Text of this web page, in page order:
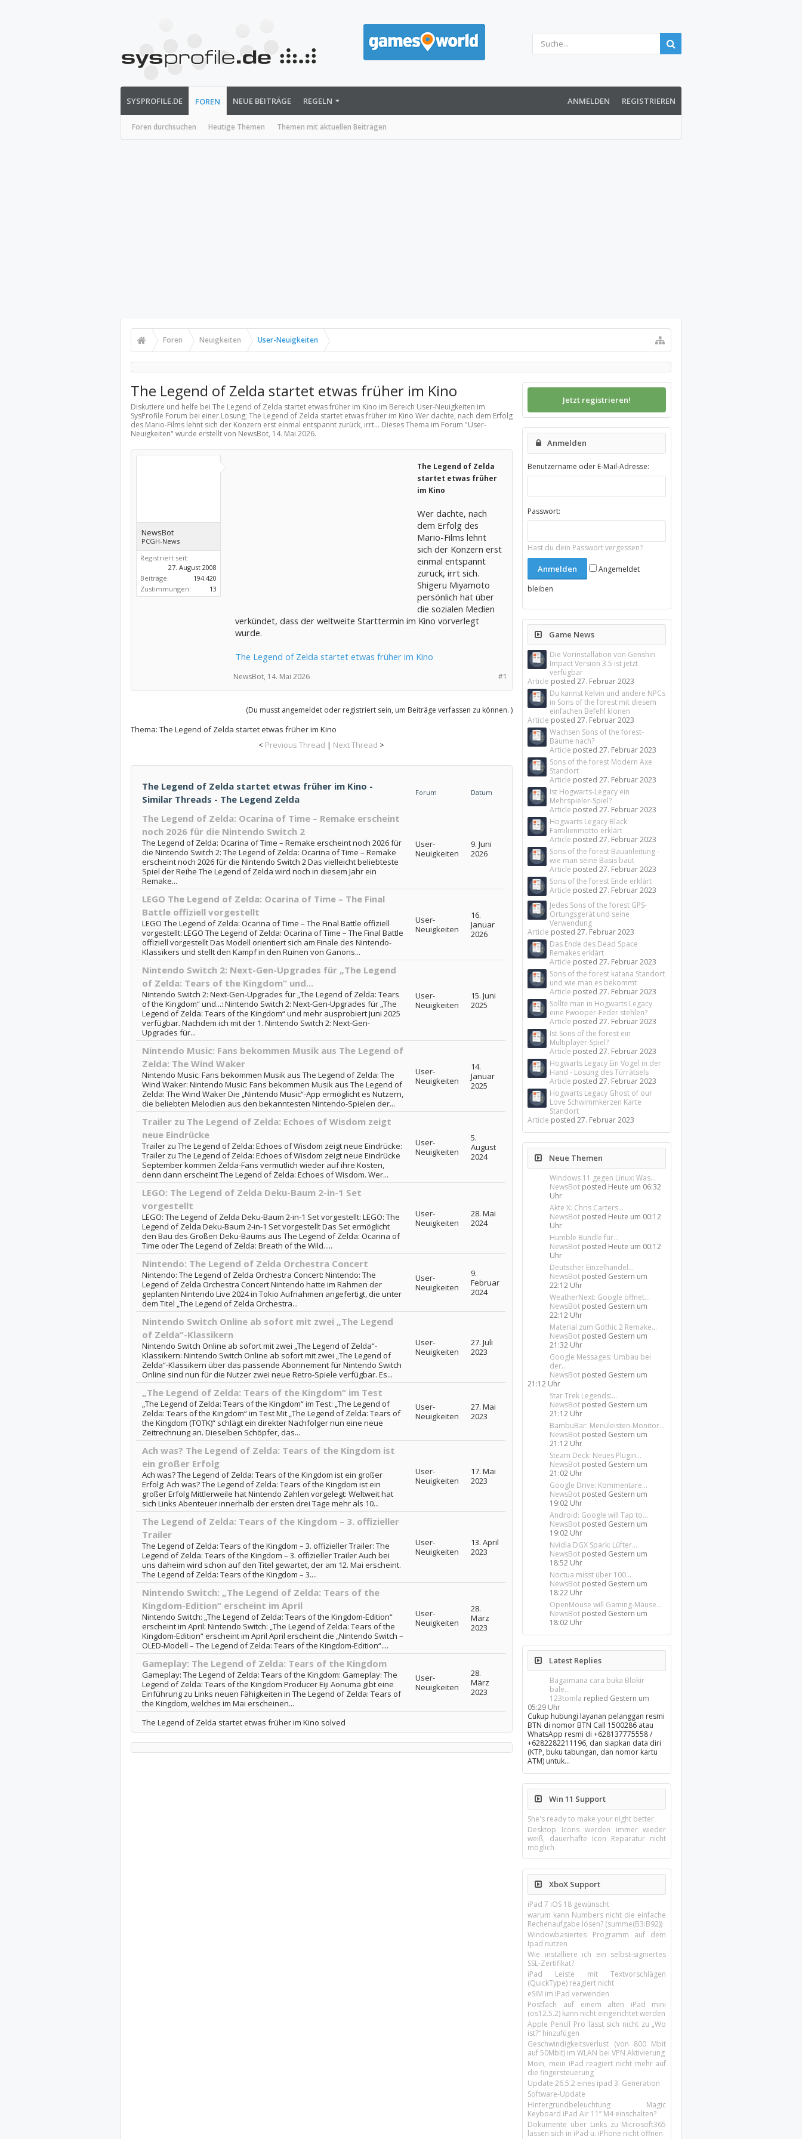
SYSPROFILE.DE FOREN
Foren durchsuchen Heutige Themen Themen mit aktuellen Beiträgen
NEUE BEITRÄGE REGELN ANMELDEN REGISTRIEREN
Foren Neuigkeiten User-Neuigkeiten
The Legend of Zelda startet etwas früher im Kino
Diskutiere und helfe bei The Legend of Zelda startet etwas früher im Kino im Bereich User-Neuigkeiten im
SysProfile Forum bei einer Lösung; The Legend of Zelda startet etwas früher im Kino Wer dachte, nach dem Erfolg
des Mario-Films lehnt sich der Konzern erst einmal entspannt zurück, irrt... Dieses Thema im Forum "User-
Neuigkeiten" wurde erstellt von NewsBot, 14. Mai 2026.
NewsBot
PCGH-News
Registriert seit:
27. August 2008
Beiträge:
194.420
Zustimmungen:
13
The Legend of Zelda
startet etwas früher
im Kino
Wer dachte, nach
dem Erfolg des
Mario-Films lehnt
sich der Konzern erst
einmal entspannt
zurück, irrt sich.
Shigeru Miyamoto
persönlich hat über
die sozialen Medien
verkündet, dass der weltweite Starttermin im Kino vorverlegt
wurde.
The Legend of Zelda startet etwas früher im Kino
#1
NewsBot, 14. Mai 2026
(Du musst angemeldet oder registriert sein, um Beiträge verfassen zu können. )
Thema: The Legend of Zelda startet etwas früher im Kino
< Previous Thread | Next Thread >
The Legend of Zelda startet etwas früher im Kino -
Similar Threads - The Legend Zelda
Forum Datum
The Legend of Zelda: Ocarina of Time – Remake erscheint
noch 2026 für die Nintendo Switch 2
The Legend of Zelda: Ocarina of Time – Remake erscheint noch 2026 für
die Nintendo Switch 2: The Legend of Zelda: Ocarina of Time – Remake
erscheint noch 2026 für die Nintendo Switch 2 Das vielleicht beliebteste
Spiel der Reihe The Legend of Zelda wird noch in diesem Jahr ein
Remake...
User-
Neuigkeiten
9. Juni
2026
LEGO The Legend of Zelda: Ocarina of Time – The Final
Battle offiziell vorgestellt
LEGO The Legend of Zelda: Ocarina of Time – The Final Battle offiziell
vorgestellt: LEGO The Legend of Zelda: Ocarina of Time – The Final Battle
offiziell vorgestellt Das Modell orientiert sich am Finale des Nintendo-
Klassikers und stellt den Kampf in den Ruinen von Ganons...
User-
Neuigkeiten
16.
Januar
2026
Nintendo Switch 2: Next-Gen-Upgrades für „The Legend
of Zelda: Tears of the Kingdom“ und...
Nintendo Switch 2: Next-Gen-Upgrades für „The Legend of Zelda: Tears
of the Kingdom“ und...: Nintendo Switch 2: Next-Gen-Upgrades für „The
Legend of Zelda: Tears of the Kingdom“ und mehr ausprobiert Juni 2025
verfügbar. Nachdem ich mit der 1. Nintendo Switch 2: Next-Gen-
Upgrades für...
User-
Neuigkeiten
15. Juni
2025
Nintendo Music: Fans bekommen Musik aus The Legend of
Zelda: The Wind Waker
Nintendo Music: Fans bekommen Musik aus The Legend of Zelda: The
Wind Waker: Nintendo Music: Fans bekommen Musik aus The Legend of
Zelda: The Wind Waker Die „Nintendo Music“-App ermöglicht es Nutzern,
die beliebten Melodien aus den bekanntesten Nintendo-Spielen der...
User-
Neuigkeiten
14.
Januar
2025
Trailer zu The Legend of Zelda: Echoes of Wisdom zeigt
neue Eindrücke
Trailer zu The Legend of Zelda: Echoes of Wisdom zeigt neue Eindrücke:
Trailer zu The Legend of Zelda: Echoes of Wisdom zeigt neue Eindrücke
September kommen Zelda-Fans vermutlich wieder auf ihre Kosten,
denn dann erscheint The Legend of Zelda: Echoes of Wisdom. Wer...
User-
Neuigkeiten
5.
August
2024
LEGO: The Legend of Zelda Deku-Baum 2-in-1 Set
vorgestellt
LEGO: The Legend of Zelda Deku-Baum 2-in-1 Set vorgestellt: LEGO: The
Legend of Zelda Deku-Baum 2-in-1 Set vorgestellt Das Set ermöglicht
den Bau des Großen Deku-Baums aus The Legend of Zelda: Ocarina of
Time oder The Legend of Zelda: Breath of the Wild.....
User-
Neuigkeiten
28. Mai
2024
Nintendo: The Legend of Zelda Orchestra Concert
Nintendo: The Legend of Zelda Orchestra Concert: Nintendo: The
Legend of Zelda Orchestra Concert Nintendo hatte im Rahmen der
geplanten Nintendo Live 2024 in Tokio Aufnahmen angefertigt, die unter
dem Titel „The Legend of Zelda Orchestra...
User-
Neuigkeiten
9.
Februar
2024
Nintendo Switch Online ab sofort mit zwei „The Legend
of Zelda“-Klassikern
Nintendo Switch Online ab sofort mit zwei „The Legend of Zelda“-
Klassikern: Nintendo Switch Online ab sofort mit zwei „The Legend of
Zelda“-Klassikern über das passende Abonnement für Nintendo Switch
Online sind nun für die Nutzer zwei neue Retro-Spiele verfügbar. Es...
User-
Neuigkeiten
27. Juli
2023
„The Legend of Zelda: Tears of the Kingdom“ im Test
„The Legend of Zelda: Tears of the Kingdom“ im Test: „The Legend of
Zelda: Tears of the Kingdom“ im Test Mit „The Legend of Zelda: Tears of
the Kingdom (TOTK)“ schlägt ein direkter Nachfolger nun eine neue
Zeitrechnung an. Dieselben Schöpfer, das...
User-
Neuigkeiten
27. Mai
2023
Ach was? The Legend of Zelda: Tears of the Kingdom ist
ein großer Erfolg
Ach was? The Legend of Zelda: Tears of the Kingdom ist ein großer
Erfolg: Ach was? The Legend of Zelda: Tears of the Kingdom ist ein
großer Erfolg Mittlerweile hat Nintendo Zahlen vorgelegt: Weltweit hat
sich Links Abenteuer innerhalb der ersten drei Tage mehr als 10...
User-
Neuigkeiten
17. Mai
2023
The Legend of Zelda: Tears of the Kingdom – 3. offizieller
Trailer
The Legend of Zelda: Tears of the Kingdom – 3. offizieller Trailer: The
Legend of Zelda: Tears of the Kingdom – 3. offizieller Trailer Auch bei
uns daheim wird schon auf den Titel gewartet, der am 12. Mai erscheint.
The Legend of Zelda: Tears of the Kingdom – 3....
User-
Neuigkeiten
13. April
2023
Nintendo Switch: „The Legend of Zelda: Tears of the
Kingdom-Edition“ erscheint im April
Nintendo Switch: „The Legend of Zelda: Tears of the Kingdom-Edition“
erscheint im April: Nintendo Switch: „The Legend of Zelda: Tears of the
Kingdom-Edition“ erscheint im April April erscheint die „Nintendo Switch –
OLED-Modell – The Legend of Zelda: Tears of the Kingdom-Edition“....
User-
Neuigkeiten
28.
März
2023
Gameplay: The Legend of Zelda: Tears of the Kingdom
Gameplay: The Legend of Zelda: Tears of the Kingdom: Gameplay: The
Legend of Zelda: Tears of the Kingdom Producer Eiji Aonuma gibt eine
Einführung zu Links neuen Fähigkeiten in The Legend of Zelda: Tears of
the Kingdom, welches im Mai erscheinen...
User-
Neuigkeiten
28.
März
2023
The Legend of Zelda startet etwas früher im Kino solved
Jetzt registrieren!
Anmelden
Benutzername oder E-Mail-Adresse:
Passwort:
Hast du dein Passwort vergessen?
Angemeldet
bleiben
Game News
Die Vorinstallation von Genshin
Impact Version 3.5 ist jetzt
verfügbar
Article posted27. Februar 2023
Du kannst Kelvin und andere NPCs
in Sons of the forest mit diesem
einfachen Befehl klonen
Article posted27. Februar 2023
Wachsen Sons of the forest-
Bäume nach?
Article posted27. Februar 2023
Sons of the forest Modern Axe
Standort
Article posted27. Februar 2023
Ist Hogwarts-Legacy ein
Mehrspieler-Spiel?
Article posted27. Februar 2023
Hogwarts Legacy Black
Familienmotto erklärt
Article posted27. Februar 2023
Sons of the forest Bauanleitung -
wie man seine Basis baut
Article posted27. Februar 2023
Sons of the forest Ende erklärt
Article posted27. Februar 2023
Jedes Sons of the forest GPS-
Ortungsgerät und seine
Verwendung
Article posted27. Februar 2023
Das Ende des Dead Space
Remakes erklärt
Article posted27. Februar 2023
Sons of the forest katana Standort
und wie man es bekommt
Article posted27. Februar 2023
Sollte man in Hogwarts Legacy
eine Fwooper-Feder stehlen?
Article posted27. Februar 2023
Ist Sons of the forest ein
Multiplayer-Spiel?
Article posted27. Februar 2023
Hogwarts Legacy Ein Vogel in der
Hand - Lösung des Türrätsels
Article posted27. Februar 2023
Hogwarts Legacy Ghost of our
Love Schwimmkerzen Karte
Standort
Article posted27. Februar 2023
Neue Themen
Windows 11 gegen Linux: Was...
NewsBot posted Heute um 06:32
Uhr
Akte X: Chris Carters...
NewsBot posted Heute um 00:12
Uhr
Humble Bundle für...
NewsBot posted Heute um 00:12
Uhr
Deutscher Einzelhandel...
NewsBot posted Gestern um
22:12 Uhr
WeatherNext: Google öffnet...
NewsBot posted Gestern um
22:12 Uhr
Material zum Gothic 2 Remake...
NewsBot posted Gestern um
21:32 Uhr
Google Messages: Umbau bei
der...
NewsBot posted Gestern um
21:12 Uhr
Star Trek Legends:...
NewsBot posted Gestern um
21:12 Uhr
BambuBar: Menüleisten-Monitor...
NewsBot posted Gestern um
21:12 Uhr
Steam Deck: Neues Plugin...
NewsBot posted Gestern um
21:02 Uhr
Google Drive: Kommentare...
NewsBot posted Gestern um
19:02 Uhr
Android: Google will Tap to...
NewsBot posted Gestern um
19:02 Uhr
Nvidia DGX Spark: Lüfter...
NewsBot posted Gestern um
18:52 Uhr
Noctua misst über 100...
NewsBot posted Gestern um
18:22 Uhr
OpenMouse will Gaming-Mäuse...
NewsBot posted Gestern um
18:02 Uhr
Latest Replies
Bagaimana cara buka Blokir
bale...
123tomla replied Gestern um
05:29 Uhr
Cukup hubungi layanan pelanggan resmi
BTN di nomor BTN Call 1500286 atau
WhatsApp resmi di +628137775558 /
+6282282211196, dan siapkan data diri
(KTP, buku tabungan, dan nomor kartu
ATM) untuk…
Win 11 Support
She's ready to make your night better
Desktop Icons werden immer wieder
weiß, dauerhafte Icon Reparatur nicht
möglich
XboX Support
iPad 7 iOS 18 gewünscht
warum kann Numbers nicht die einfache
Rechenaufgabe lösen? (summe(B3:B92))
Windowbasiertes Programm auf dem
Ipad nutzen
Wie installiere ich ein selbst-signiertes
SSL-Zertifikat?
iPad Leiste mit Textvorschlägen
(QuickType) reagiert nicht
eSIM im iPad verwenden
Postfach auf einem alten iPad mini
(os12.5.2) kann nicht eingerichtet werden
Apple Pencil Pro lässt sich nicht zu „Wo
ist?“ hinzufügen
Geschwindigkeitsverlust (von 800 Mbit
auf 50Mbit) im WLAN bei VPN Aktivierung
Moin, mein iPad reagiert nicht mehr auf
die fingersteuerung
Update 26.5.2 eines ipad 3. Generation
Software-Update
Hintergrundbeleuchtung Magic
Keyboard iPad Air 11’’ M4 einschalten?
Dokumente über Links zu Microsoft365
lassen sich in iPad u. iPhone nicht öffnen